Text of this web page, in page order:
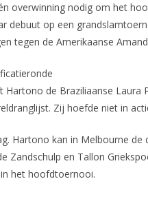
overwinning nodig om het
debuut op een
tegen de Amerikaanse
de Braziliaanse Laura
Zij hoefde niet in
Hartono kan in Melbourne de
Zandschulp en Tallon
het hoofdtoernooi.